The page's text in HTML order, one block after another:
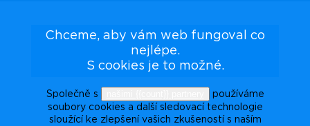
Chceme, aby vám web fungoval co
nejlépe.
S cookies je to možné.
Společně s
používáme
soubory cookies a další sledovací technologie
sloužící ke zlepšení vašich zkušeností s naším